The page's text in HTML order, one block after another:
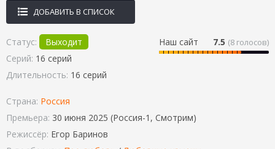
ДОБАВИТЬ В СПИСОК
Наш сайт 7.5 (8 голосов)
Статус:
Выходит
Серий: 16 серий
Длительность: 16 серий
Страна: Россия
Премьера: 30 июня 2025 (Россия-1, Смотрим)
Режиссёр: Егор Баринов